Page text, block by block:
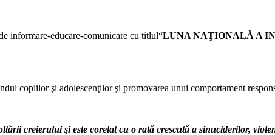
informare-educare-comunicare cu titlul“LUNA NAŢIONALĂ A
copiilor şi adolescenţilor şi promovarea unui comportament
creierului şi este corelat cu o rată crescută a sinuciderilor,